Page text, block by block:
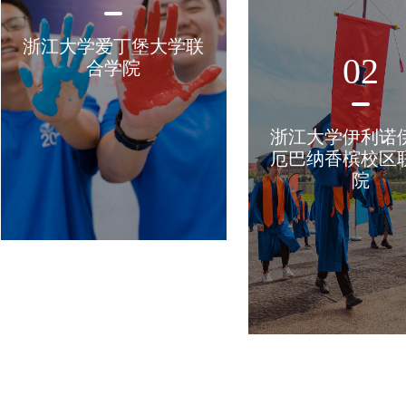
浙江大学爱丁堡大学联
合学院
02
浙江大学伊利诺
厄巴纳香槟校区
院